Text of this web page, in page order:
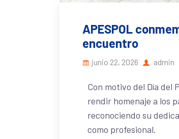
APESPOL
encuentro
junio 22, 2026 admin
Con motivo del Día del
rendir homenaje a los
reconociendo su
como profesional.